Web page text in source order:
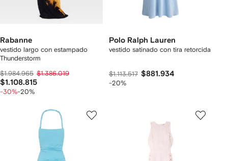
Rabanne
vestido largo con estampado
Thunderstorm
$1.984.965 $1.386.019
$1.108.815
-30%-20%
Polo Ralph Lauren
vestido satinado con tira retorcida
$1.113.517 $881.934
-20%